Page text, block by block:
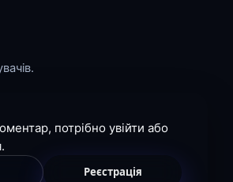
потрібно увійти або
Реєстрація